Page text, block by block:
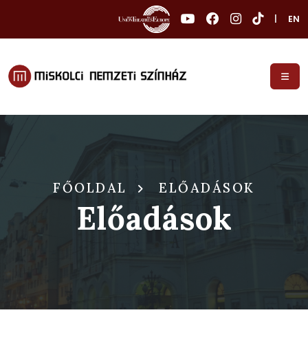
EN
FŐOLDAL ELŐADÁSOK
Előadások